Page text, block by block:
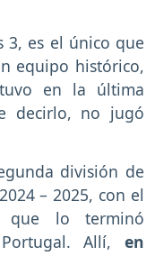
3, es el único que
equipo histórico,
en la última
decirlo, no jugó
división de
– 2025, con el
que lo terminó
Allí, en